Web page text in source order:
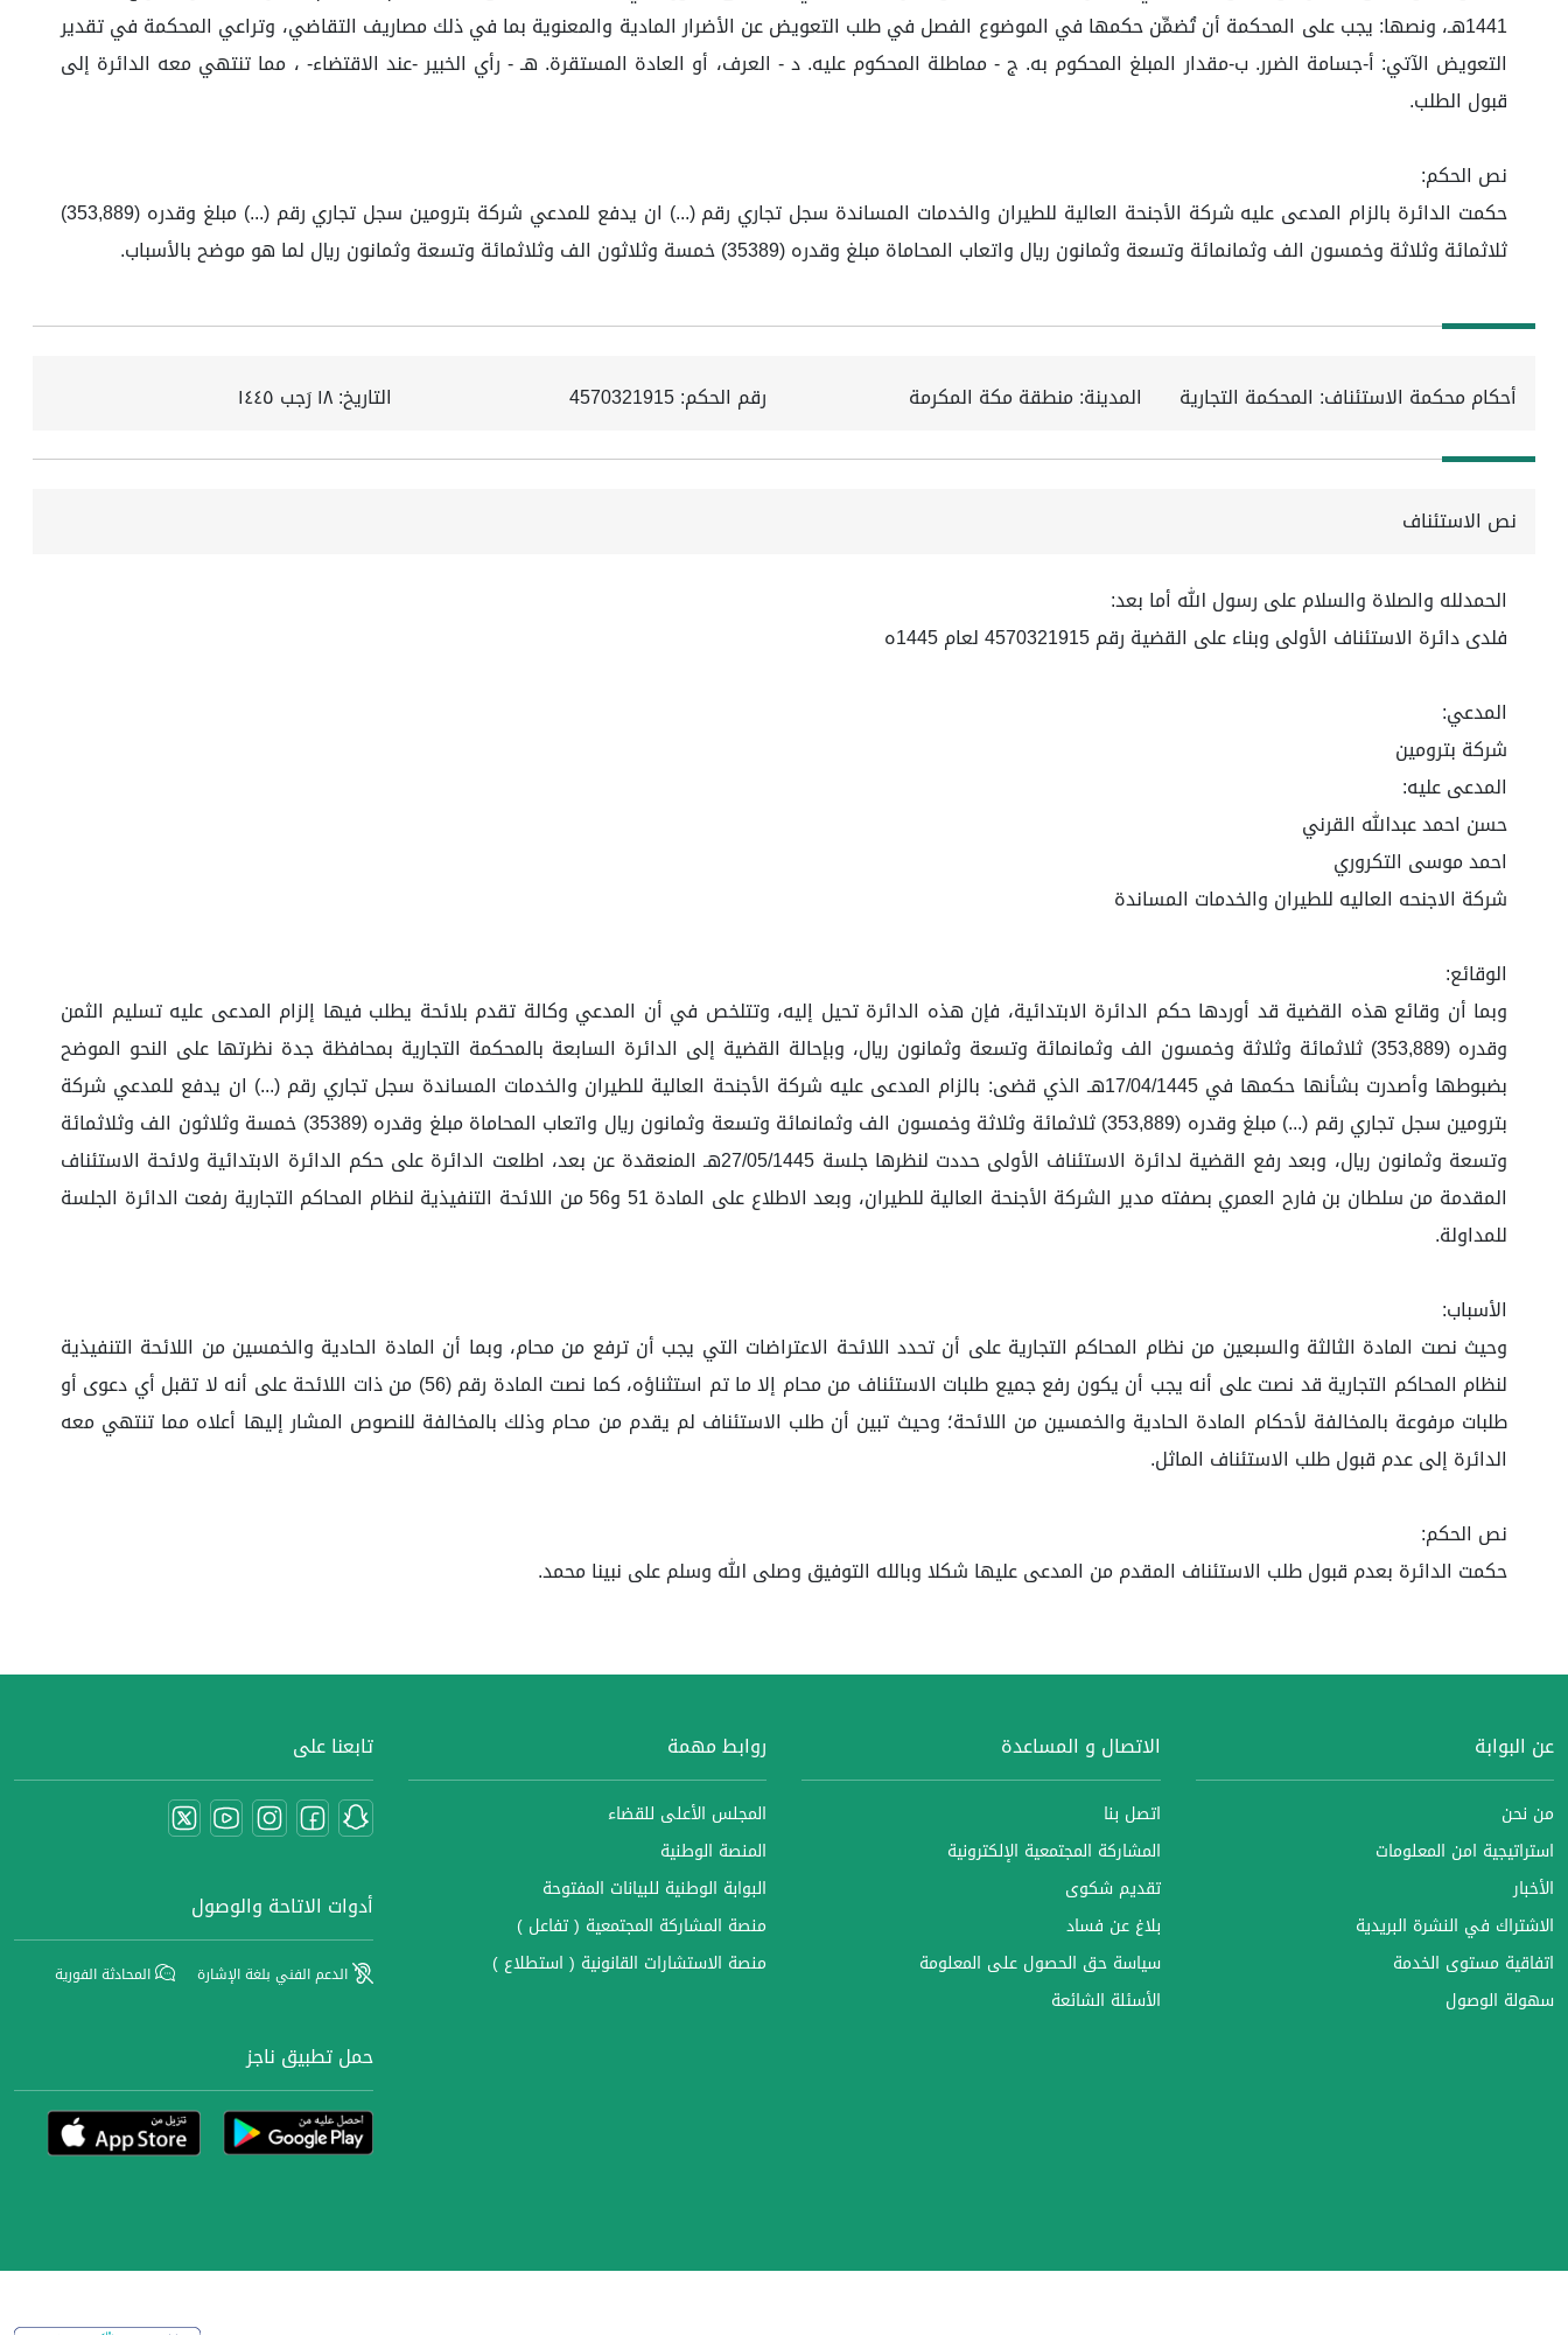
1441هـ، ونصها: يجب على المحكمة أن تُضمِّن حكمها في الموضوع الفصل في طلب التعويض عن الأضرار المادية والمعنوية بما في ذلك مصاريف التقاضي، وتراعي المحكمة في تقدير
التعويض الآتي: أ-جسامة الضرر. ب-مقدار المبلغ المحكوم به. ج - مماطلة المحكوم عليه. د - العرف، أو العادة المستقرة. هـ - رأي الخبير -عند الاقتضاء- ، مما تنتهي معه الدائرة إلى
قبول الطلب.
نص الحكم:
حكمت الدائرة بالزام المدعى عليه شركة الأجنحة العالية للطيران والخدمات المساندة سجل تجاري رقم (...) ان يدفع للمدعي شركة بترومين سجل تجاري رقم (...) مبلغ وقدره (353,889)
ثلاثمائة وثلاثة وخمسون الف وثمانمائة وتسعة وثمانون ريال واتعاب المحاماة مبلغ وقدره (35389) خمسة وثلاثون الف وثلاثمائة وتسعة وثمانون ريال لما هو موضح بالأسباب.
أحكام محكمة الاستئناف: المحكمة التجارية المدينة: منطقة مكة المكرمة رقم الحكم: 4570321915 التاريخ:١٨ رَجب ١٤٤٥
نص الاستئناف
الحمدلله والصلاة والسلام على رسول الله أما بعد:
فلدى دائرة الاستئناف الأولى وبناء على القضية رقم 4570321915 لعام 1445ه
المدعي:
شركة بترومين
المدعى عليه:
حسن احمد عبدالله القرني
احمد موسى التكروري
شركة الاجنحه العاليه للطيران والخدمات المساندة
الوقائع:
وبما أن وقائع هذه القضية قد أوردها حكم الدائرة الابتدائية، فإن هذه الدائرة تحيل إليه، وتتلخص في أن المدعي وكالة تقدم بلائحة يطلب فيها إلزام المدعى عليه تسليم الثمن
وقدره (353,889) ثلاثمائة وثلاثة وخمسون الف وثمانمائة وتسعة وثمانون ريال، وبإحالة القضية إلى الدائرة السابعة بالمحكمة التجارية بمحافظة جدة نظرتها على النحو الموضح
بضبوطها وأصدرت بشأنها حكمها في 17/04/1445هـ الذي قضى: بالزام المدعى عليه شركة الأجنحة العالية للطيران والخدمات المساندة سجل تجاري رقم (...) ان يدفع للمدعي شركة
بترومين سجل تجاري رقم (...) مبلغ وقدره (353,889) ثلاثمائة وثلاثة وخمسون الف وثمانمائة وتسعة وثمانون ريال واتعاب المحاماة مبلغ وقدره (35389) خمسة وثلاثون الف وثلاثمائة
وتسعة وثمانون ريال، وبعد رفع القضية لدائرة الاستئناف الأولى حددت لنظرها جلسة 27/05/1445هـ المنعقدة عن بعد، اطلعت الدائرة على حكم الدائرة الابتدائية ولائحة الاستئناف
المقدمة من سلطان بن فارح العمري بصفته مدير الشركة الأجنحة العالية للطيران، وبعد الاطلاع على المادة 51 و56 من اللائحة التنفيذية لنظام المحاكم التجارية رفعت الدائرة الجلسة
للمداولة.
الأسباب:
وحيث نصت المادة الثالثة والسبعين من نظام المحاكم التجارية على أن تحدد اللائحة الاعتراضات التي يجب أن ترفع من محام، وبما أن المادة الحادية والخمسين من اللائحة التنفيذية
لنظام المحاكم التجارية قد نصت على أنه يجب أن يكون رفع جميع طلبات الاستئناف من محام إلا ما تم استثناؤه، كما نصت المادة رقم (56) من ذات اللائحة على أنه لا تقبل أي دعوى أو
طلبات مرفوعة بالمخالفة لأحكام المادة الحادية والخمسين من اللائحة؛ وحيث تبين أن طلب الاستئناف لم يقدم من محام وذلك بالمخالفة للنصوص المشار إليها أعلاه مما تنتهي معه
الدائرة إلى عدم قبول طلب الاستئناف الماثل.
نص الحكم:
حكمت الدائرة بعدم قبول طلب الاستئناف المقدم من المدعى عليها شكلا وبالله التوفيق وصلى الله وسلم على نبينا محمد.
عن البوابة
من نحن
استراتيجية امن المعلومات
الأخبار
الاشتراك في النشرة البريدية
اتفاقية مستوى الخدمة
سهولة الوصول
الاتصال و المساعدة
اتصل بنا
المشاركة المجتمعية الإلكترونية
تقديم شكوى
بلاغ عن فساد
سياسة حق الحصول على المعلومة
الأسئلة الشائعة
روابط مهمة
المجلس الأعلى للقضاء
المنصة الوطنية
البوابة الوطنية للبيانات المفتوحة
منصة المشاركة المجتمعية ( تفاعل )
منصة الاستشارات القانونية ( استطلاع )
تابعنا على
أدوات الاتاحة والوصول
الدعم الفني بلغة الإشارة المحادثة الفورية
حمل تطبيق ناجز